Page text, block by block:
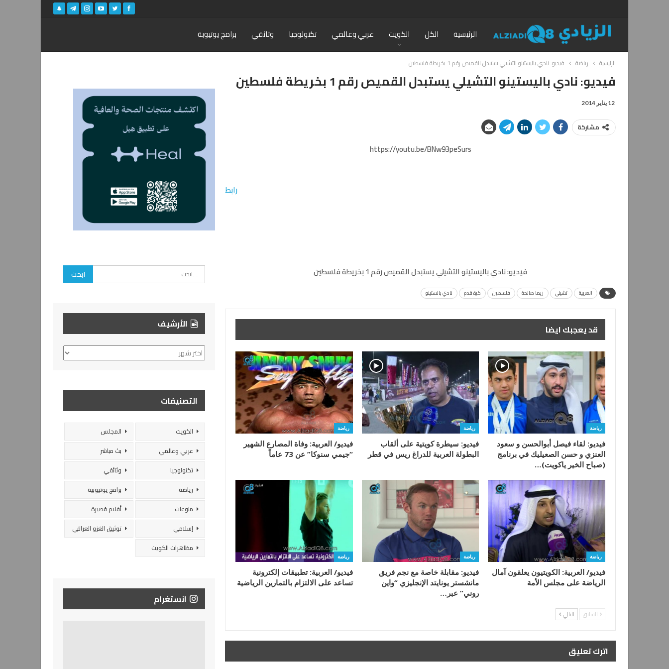
الرئيسية الكل الكويت عربي وعالمي تكنولوجيا وثائقي برامج يوتيوبة
الرئيسية رياضة فيديو: نادي باليستينو التشيلي يستبدل القميص رقم 1 بخريطة فلسطين
فيديو: نادي باليستينو التشيلي يستبدل القميص رقم 1 بخريطة فلسطين
12 يناير 2014
مشاركة
https://youtu.be/BNw93peSurs
رابط
فيديو: نادي باليستينو التشيلي يستبدل القميص رقم 1 بخريطة فلسطين
العربية تشيلي ريما صالحة فلسطين كرة قدم نادي بالستينو
قد يعجبك ايضا
رياضة
فيديو: لقاء فيصل أبوالحسن و سعود
العنزي و حسن الصعيليك في برنامج
(صباح الخير ياكويت)…
رياضة
فيديو: سيطرة كويتية على ألقاب
البطولة العربية للدراغ ريس في قطر
رياضة
فيديو/ العربية: وفاة المصارع الشهير
“جيمي سنوكا” عن 73 عاماً
رياضة
فيديو/ العربية: الكويتيون يعلقون آمال
الرياضة على مجلس الأمة
رياضة
فيديو: مقابلة خاصة مع نجم فريق
مانشستر يونايتد الإنجليزي “واين
روني” عبر…
رياضة
فيديو/ العربية: تطبيقات إلكترونية
تساعد على الالتزام بالتمارين الرياضية
السابق التالي
اترك تعليق
الأرشيف
الأرشيف
التصنيفات
الكويت
المجلس
عربي وعالمي
بث مباشر
تكنولوجيا
وثائقي
رياضة
برامج يوتيوبية
منوعات
أفلام قصيرة
إسلامي
توثيق الغزو العراقي
مظاهرات الكويت
انستغرام